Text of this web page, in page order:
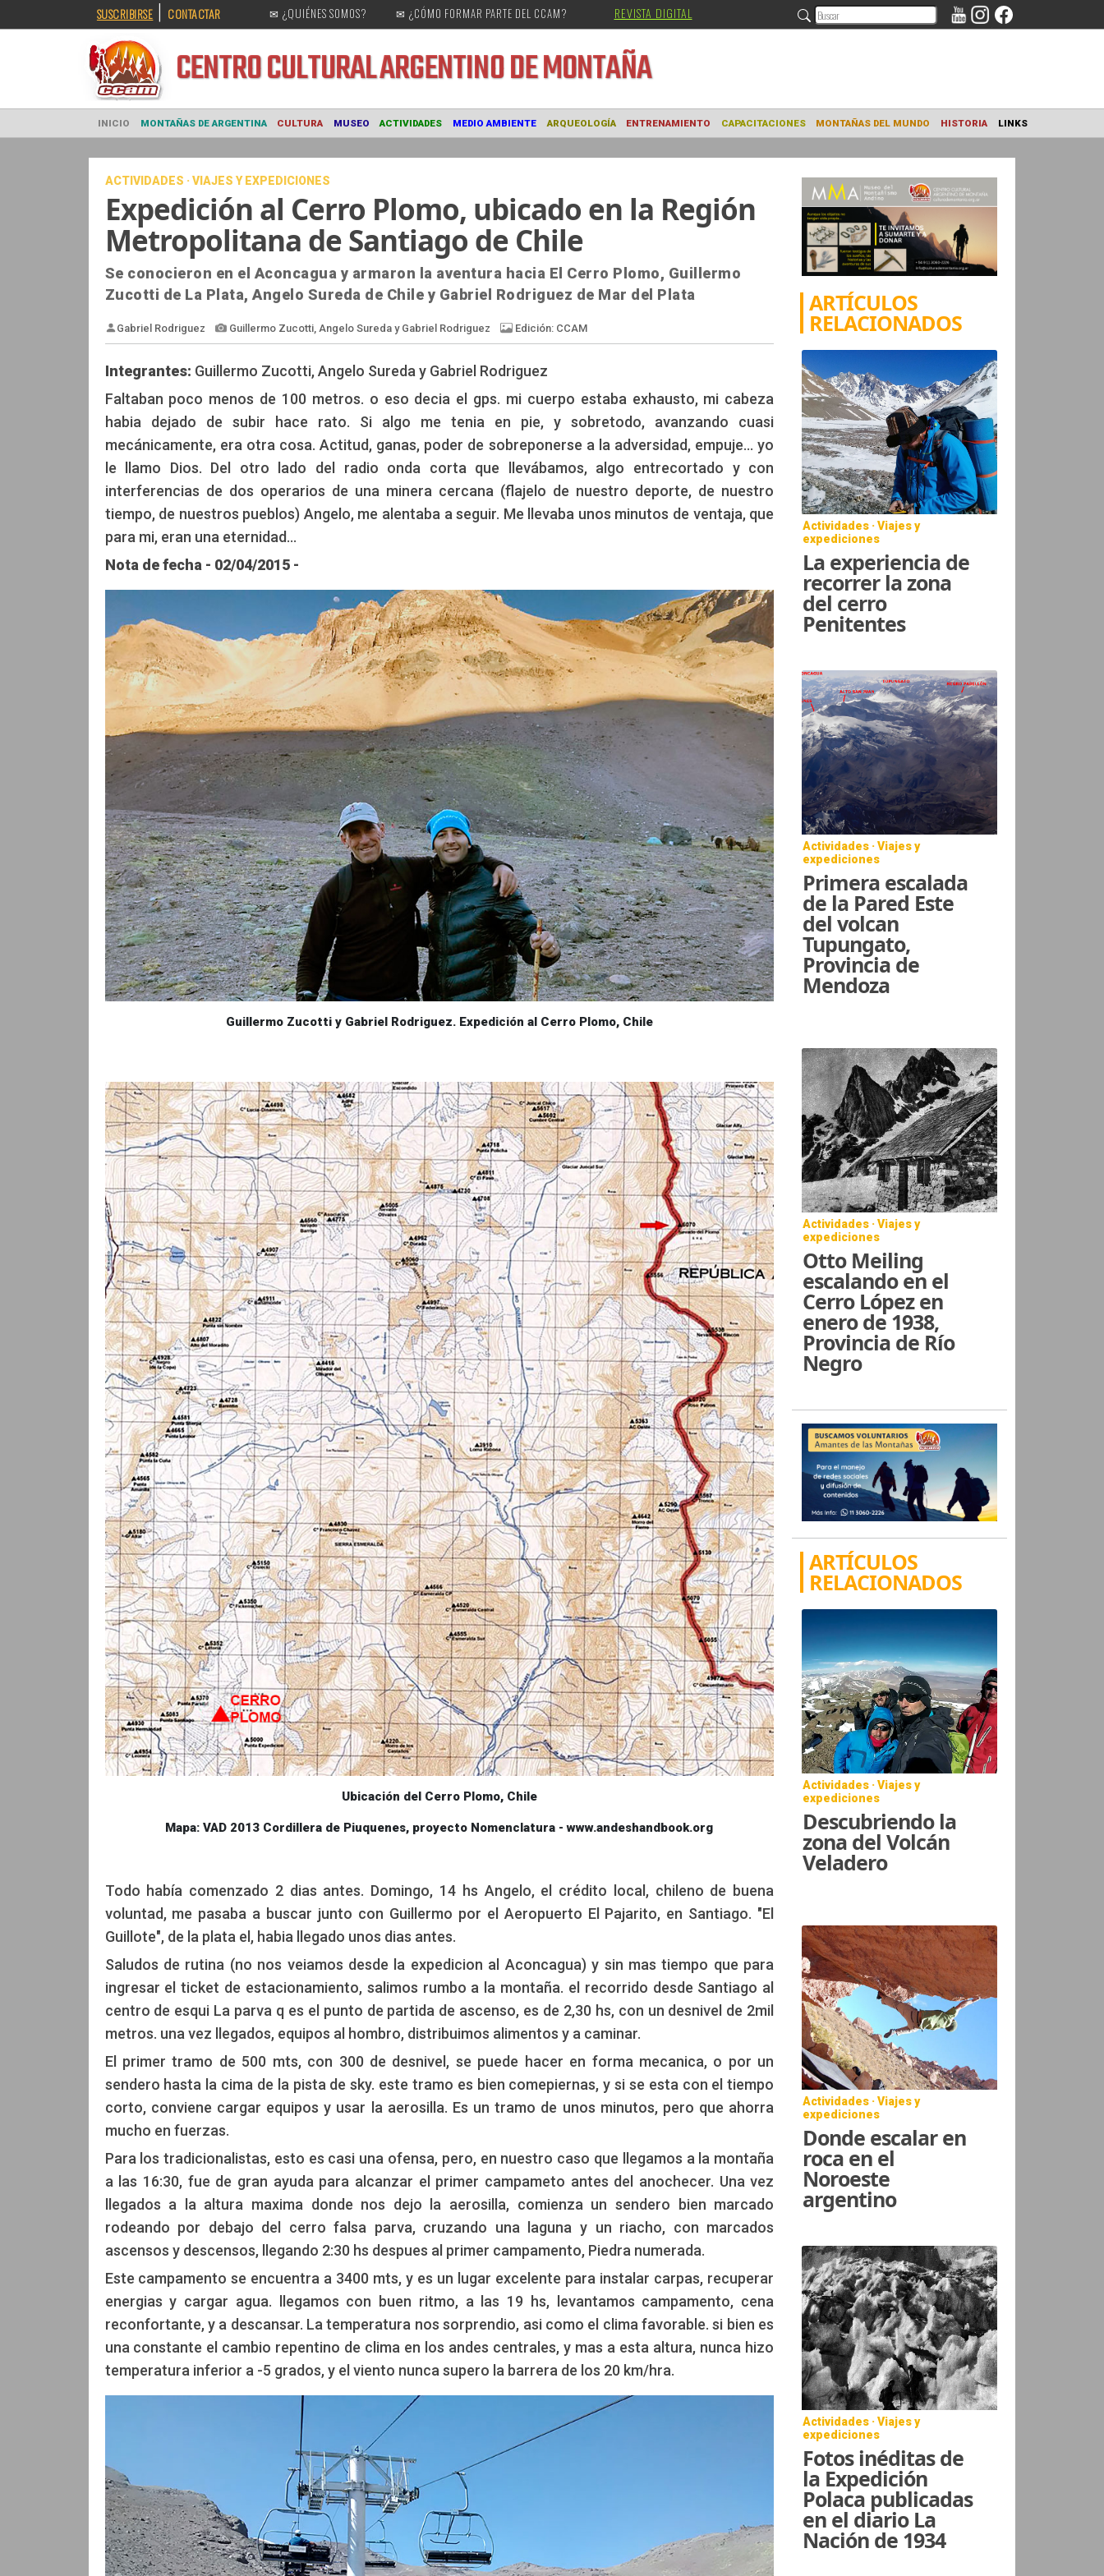
SUSCRIBIRSE | CONTACTAR ✉ ¿QUIÉNES SOMOS? ✉ ¿CÓMO FORMAR PARTE DEL CCAM? REVISTA DIGITAL
CENTRO CULTURALARGENTINO DE MONTAÑA
INICIO MONTAÑAS DE ARGENTINA CULTURA MUSEO ACTIVIDADES MEDIO AMBIENTE ARQUEOLOGÍA ENTRENAMIENTO CAPACITACIONES MONTAÑAS DEL MUNDO HISTORIA
ACTIVIDADES · VIAJES Y EXPEDICIONES
Expedición al Cerro Plomo, ubicado en la Región
Metropolitana de Santiago de Chile
Se conocieron en el Aconcagua y armaron la aventura hacia El Cerro Plomo, Guillermo
Zucotti de La Plata, Angelo Sureda de Chile y Gabriel Rodriguez de Mar del Plata
Gabriel Rodriguez Guillermo Zucotti, Angelo Sureda y Gabriel Rodriguez Edición: CCAM
Integrantes: Guillermo Zucotti, Angelo Sureda y Gabriel Rodriguez
Faltaban poco menos de 100 metros. o eso decia el gps. mi cuerpo estaba exhausto, mi cabeza
habia dejado de subir hace rato. Si algo me tenia en pie, y sobretodo, avanzando cuasi
mecánicamente, era otra cosa. Actitud, ganas, poder de sobreponerse a la adversidad, empuje... yo
le llamo Dios. Del otro lado del radio onda corta que llevábamos, algo entrecortado y con
interferencias de dos operarios de una minera cercana (flajelo de nuestro deporte, de nuestro
tiempo, de nuestros pueblos) Angelo, me alentaba a seguir. Me llevaba unos minutos de ventaja, que
para mi, eran una eternidad...
Nota de fecha - 02/04/2015 -
Guillermo Zucotti y Gabriel Rodriguez. Expedición al Cerro Plomo, Chile
Ubicación del Cerro Plomo, Chile
Mapa: VAD 2013 Cordillera de Piuquenes, proyecto Nomenclatura - www.andeshandbook.org
Todo había comenzado 2 dias antes. Domingo, 14 hs Angelo, el crédito local, chileno de buena
voluntad, me pasaba a buscar junto con Guillermo por el Aeropuerto El Pajarito, en Santiago. "El
Guillote", de la plata el, habia llegado unos dias antes.
Saludos de rutina (no nos veiamos desde la expedicion al Aconcagua) y sin mas tiempo que para
ingresar el ticket de estacionamiento, salimos rumbo a la montaña. el recorrido desde Santiago al
centro de esqui La parva q es el punto de partida de ascenso, es de 2,30 hs, con un desnivel de 2mil
metros. una vez llegados, equipos al hombro, distribuimos alimentos y a caminar.
El primer tramo de 500 mts, con 300 de desnivel, se puede hacer en forma mecanica, o por un
sendero hasta la cima de la pista de sky. este tramo es bien comepiernas, y si se esta con el tiempo
corto, conviene cargar equipos y usar la aerosilla. Es un tramo de unos minutos, pero que ahorra
mucho en fuerzas.
Para los tradicionalistas, esto es casi una ofensa, pero, en nuestro caso que llegamos a la montaña
a las 16:30, fue de gran ayuda para alcanzar el primer campameto antes del anochecer. Una vez
llegados a la altura maxima donde nos dejo la aerosilla, comienza un sendero bien marcado
rodeando por debajo del cerro falsa parva, cruzando una laguna y un riacho, con marcados
ascensos y descensos, llegando 2:30 hs despues al primer campamento, Piedra numerada.
Este campamento se encuentra a 3400 mts, y es un lugar excelente para instalar carpas, recuperar
energias y cargar agua. llegamos con buen ritmo, a las 19 hs, levantamos campamento, cena
reconfortante, y a descansar. La temperatura nos sorprendio, asi como el clima favorable. si bien es
una constante el cambio repentino de clima en los andes centrales, y mas a esta altura, nunca hizo
temperatura inferior a -5 grados, y el viento nunca supero la barrera de los 20 km/hra.
ARTÍCULOS
RELACIONADOS
Actividades · Viajes y
expediciones
La experiencia de
recorrer la zona
del cerro
Penitentes
Actividades · Viajes y
expediciones
Primera escalada
de la Pared Este
del volcan
Tupungato,
Provincia de
Mendoza
Actividades · Viajes y
expediciones
Otto Meiling
escalando en el
Cerro López en
enero de 1938,
Provincia de Río
Negro
ARTÍCULOS
RELACIONADOS
Actividades · Viajes y
expediciones
Descubriendo la
zona del Volcán
Veladero
Actividades · Viajes y
expediciones
Donde escalar en
roca en el
Noroeste
argentino
Actividades · Viajes y
expediciones
Fotos inéditas de
la Expedición
Polaca publicadas
en el diario La
Nación de 1934